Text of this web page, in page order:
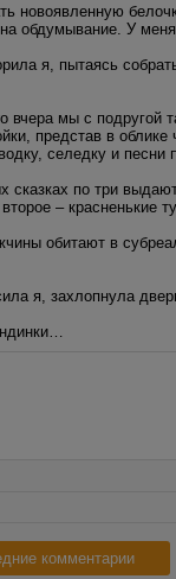
новоявленную
обдумывание. У
я, пытаясь
мы с подругой
представ в
селедку и песни
сказках по три
–
обитают в
я, захлопнула
комментарии